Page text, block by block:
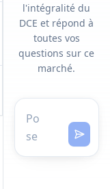
l'intégralité du
DCE et répond à
toutes vos
questions sur ce
marché.